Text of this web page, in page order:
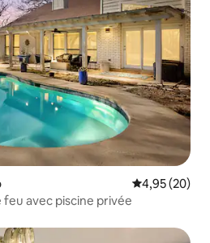
Note
4,95 (20)
feu avec piscine privée